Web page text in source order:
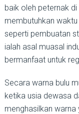
baik oleh peternak
membutuhkan
seperti pembuatan
ialah asal muasal
bermanfaat untuk
Secara warna bulu
ketika usia dewasa
menghasilkan